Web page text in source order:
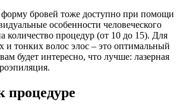
форму бровей тоже доступно при помощи
особенности человеческого
количество процедур (от 10 до 15). Для
и тонких волос элос – это оптимальный
будет интересно, что лучше: лазерная
процедуре